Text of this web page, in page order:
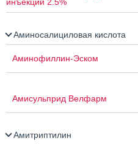
инъекций 2.5%
Аминосалициловая кислота
Аминофиллин-Эском
Амисульприд Велфарм
Амитриптилин